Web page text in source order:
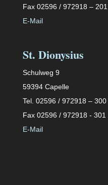
Fax 02596 / 972918 – 201
E-Mail
St. Dionysius
Schulweg 9
59394 Capelle
Tel. 02596 / 972918 – 300
Fax 02596 / 972918 - 301
E-Mail